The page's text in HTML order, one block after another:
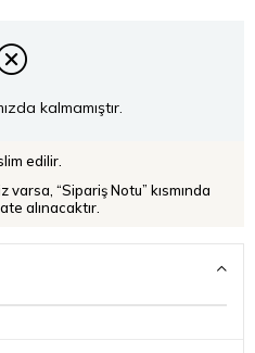
kalmamıştır.
edilir.
“Sipariş Notu” kısmında
alınacaktır.